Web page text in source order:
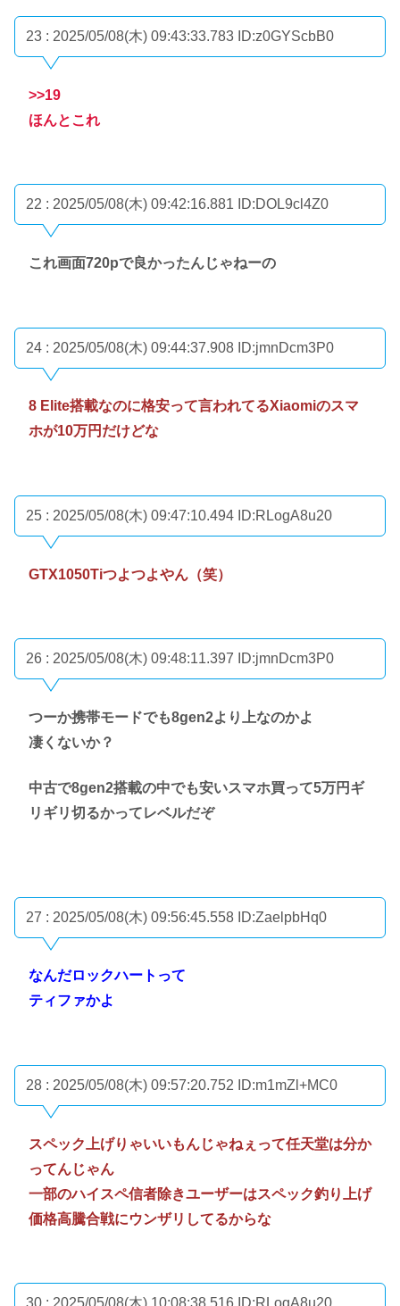
23 : 2025/05/08(木) 09:43:33.783 ID:z0GYScbB0
>>19
ほんとこれ
22 : 2025/05/08(木) 09:42:16.881 ID:DOL9cl4Z0
これ画面720pで良かったんじゃねーの
24 : 2025/05/08(木) 09:44:37.908 ID:jmnDcm3P0
8 Elite搭載なのに格安って言われてるXiaomiのスマ
ホが10万円だけどな
25 : 2025/05/08(木) 09:47:10.494 ID:RLogA8u20
GTX1050Tiつよつよやん（笑）
26 : 2025/05/08(木) 09:48:11.397 ID:jmnDcm3P0
つーか携帯モードでも8gen2より上なのかよ
凄くないか？
中古で8gen2搭載の中でも安いスマホ買って5万円ギ
リギリ切るかってレベルだぞ
27 : 2025/05/08(木) 09:56:45.558 ID:ZaelpbHq0
なんだロックハートって
ティファかよ
28 : 2025/05/08(木) 09:57:20.752 ID:m1mZl+MC0
スペック上げりゃいいもんじゃねぇって任天堂は分か
ってんじゃん
一部のハイスペ信者除きユーザーはスペック釣り上げ
価格高騰合戦にウンザリしてるからな